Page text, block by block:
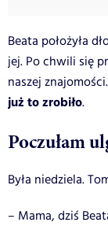
Beata położyła
jej. Po chwili się
naszej
już to zrobiło.
Poczułam
Była niedziela.
– Mama, dziś